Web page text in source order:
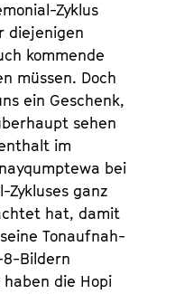
Zyklus
diejenigen
kommende
müssen. Doch
ein Geschenk,
sehen
im
bei
Zykluses ganz
hat, damit
Tonaufnah­
Bildern
die Hopi